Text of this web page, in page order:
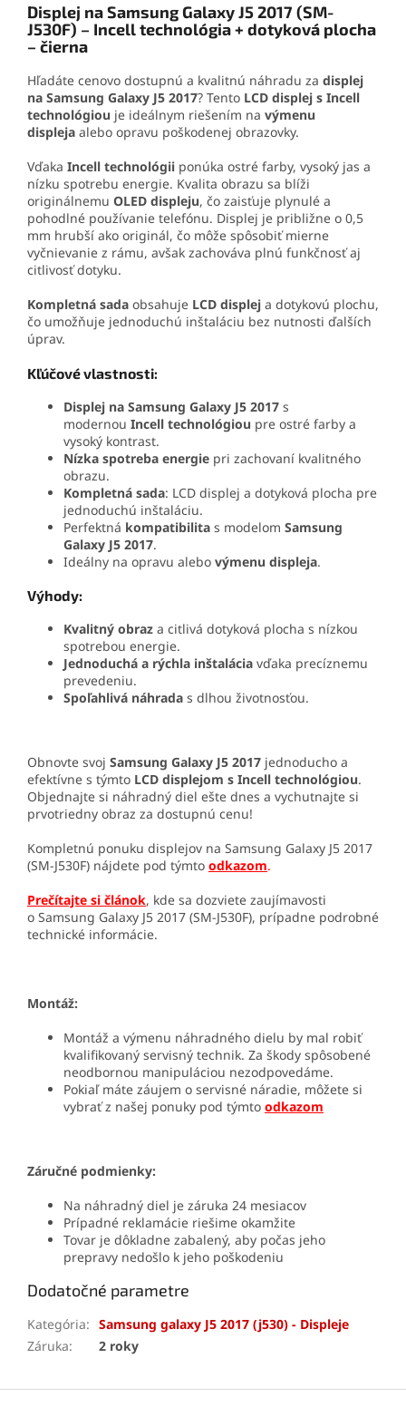
Displej na Samsung Galaxy J5 2017 (SM-
J530F) – Incell technológia + dotyková plocha
– čierna
Hľadáte cenovo dostupnú a kvalitnú náhradu za displej
na Samsung Galaxy J5 2017? Tento LCD displej s Incell
technológiou je ideálnym riešením na výmenu
displeja alebo opravu poškodenej obrazovky.
Vďaka Incell technológii ponúka ostré farby, vysoký jas a
nízku spotrebu energie. Kvalita obrazu sa blíži
originálnemu OLED displeju, čo zaisťuje plynulé a
pohodlné používanie telefónu. Displej je približne o 0,5
mm hrubší ako originál, čo môže spôsobiť mierne
vyčnievanie z rámu, avšak zachováva plnú funkčnosť aj
citlivosť dotyku.
Kompletná sada obsahuje LCD displej a dotykovú plochu,
čo umožňuje jednoduchú inštaláciu bez nutnosti ďalších
úprav.
Kľúčové vlastnosti:
Displej na Samsung Galaxy J5 2017 s
modernou Incell technológiou pre ostré farby a
vysoký kontrast.
Nízka spotreba energie pri zachovaní kvalitného
obrazu.
Kompletná sada: LCD displej a dotyková plocha pre
jednoduchú inštaláciu.
Perfektná kompatibilita s modelom Samsung
Galaxy J5 2017.
Ideálny na opravu alebo výmenu displeja.
Výhody:
Kvalitný obraz a citlivá dotyková plocha s nízkou
spotrebou energie.
Jednoduchá a rýchla inštalácia vďaka precíznemu
prevedeniu.
Spoľahlivá náhrada s dlhou životnosťou.
Obnovte svoj Samsung Galaxy J5 2017 jednoducho a
efektívne s týmto LCD displejom s Incell technológiou.
Objednajte si náhradný diel ešte dnes a vychutnajte si
prvotriedny obraz za dostupnú cenu!
Kompletnú ponuku displejov na Samsung Galaxy J5 2017
(SM-J530F) nájdete pod týmto odkazom.
Prečítajte si článok, kde sa dozviete zaujímavosti
o Samsung Galaxy J5 2017 (SM-J530F), prípadne podrobné
technické informácie.
Montáž:
Montáž a výmenu náhradného dielu by mal robiť
kvalifikovaný servisný technik. Za škody spôsobené
neodbornou manipuláciou nezodpovedáme.
Pokiaľ máte záujem o servisné náradie, môžete si
vybrať z našej ponuky pod týmto odkazom
Záručné podmienky:
Na náhradný diel je záruka 24 mesiacov
Prípadné reklamácie riešime okamžite
Tovar je dôkladne zabalený, aby počas jeho
prepravy nedošlo k jeho poškodeniu
Dodatočné parametre
Kategória: Samsung galaxy J5 2017 (j530) - Displeje
Záruka: 2 roky